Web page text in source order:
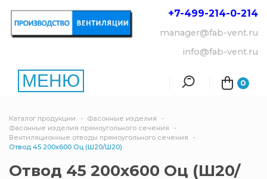
МЕНЮ 0
+7-499-214-0-214
manager@fab-vent.ru
info@fab-vent.ru
Каталог продукции
Фасонные изделия
Фасонные изделия прямоугольного сечения
Вентиляционные отводы прямоугольного сечения
Отвод 45 200х600 Оц (Ш20/Ш20)
Отвод 45 200х600 Оц (Ш20/